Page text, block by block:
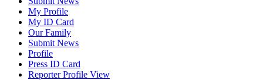
My Profile
My ID Card
Our Family
Submit News
Profile
Press ID Card
Reporter Profile View